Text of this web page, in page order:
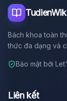
Bách khoa toàn
thức đa dạng và
Bảo mật bởi
Liên kết